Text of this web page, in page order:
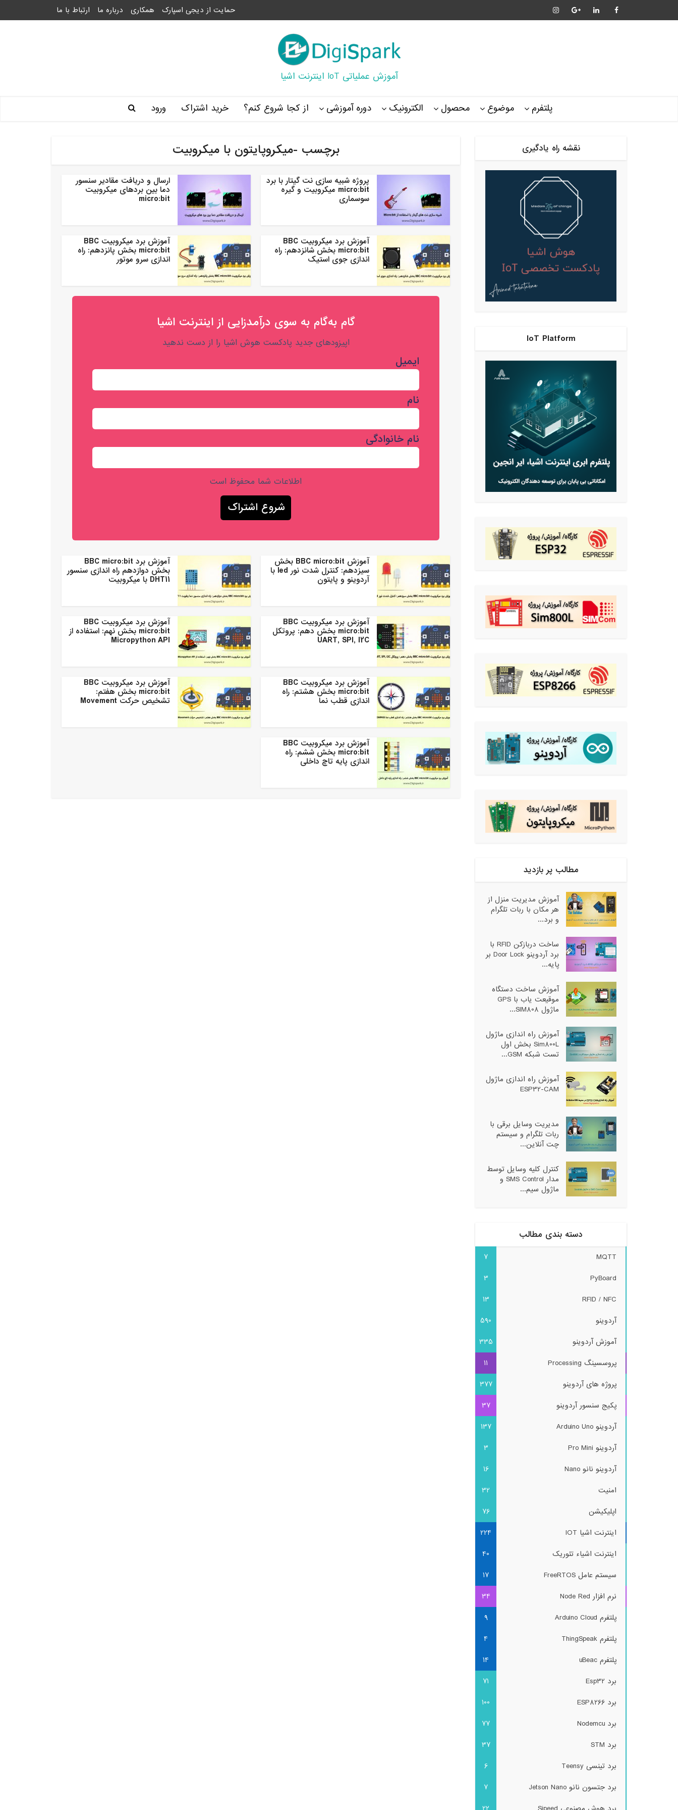
حمایت از دیجی اسپارک همکاری درباره ما ارتباط با ما
آموزش عملیاتی IoT اینترنت اشیا
پلتفرم موضوع محصول الکترونیک دوره آموزشی از کجا شروع کنم؟ خرید اشتراک ورود
برچسب -میکروپایتون با میکروبیت
پروژه شبیه سازی نت گیتار با برد
micro:bit میکروبیت و گیره
سوسماری
ارسال و دریافت مقادیر سنسور
دما بین بردهای میکروبیت
micro:bit
آموزش برد میکروبیت BBC
micro:bit بخش شانزدهم: راه
اندازی جوی استیک
آموزش برد میکروبیت BBC
micro:bit بخش پانزدهم: راه
اندازی سرو موتور
گام به‌گام به‌ سوی درآمدزایی از اینترنت اشیا
اپیزودهای جدید پادکست هوش اشیا را از دست ندهید
ایمیل
نام
نام خانوادگی
اطلاعات شما محفوظ است
آموزش BBC micro:bit بخش
سیزدهم: کنترل شدت نور led با
آردوینو و پایتون
آموزش برد BBC micro:bit
بخش دوازدهم راه اندازی سنسور
DHT11 با میکروبیت
آموزش برد میکروبیت BBC
micro:bit بخش دهم: پروتکل
UART, SPI, I2C
آموزش برد میکروبیت BBC
micro:bit بخش نهم: استفاده از
Micropython API
آموزش برد میکروبیت BBC
micro:bit بخش هشتم: راه
اندازی قطب نما
آموزش برد میکروبیت BBC
micro:bit بخش هفتم:
تشخیص حرکت Movement
آموزش برد میکروبیت BBC
micro:bit بخش ششم: راه
اندازی پایه تاچ داخلی
نقشه راه یادگیری
IoT Platform
مطالب پر بازدید
آموزش مدیریت منزل از
هر مکان با ربات تلگرام
و برد...
ساخت دربازکن RFID با
برد آردوینو Door Lock بر
پایه...
آموزش ساخت دستگاه
موقیعت یاب با GPS
ماژول SIM808...
آموزش راه اندازی ماژول
Sim800L بخش اول
تست شبکه GSM...
آموزش راه اندازی ماژول
ESP32-CAM
مدیریت وسایل برقی با
ربات تلگرام و سیستم
چت آنلاین...
کنترل کلیه وسایل توسط
مدار SMS Control و
ماژول سیم...
دسته بندی مطالب
MQTT
7
PyBoard
3
RFID / NFC
13
آردوینو
590
آموزش آردوینو
335
پروسسینگ Processing
11
پروژه های آردوینو
377
پکیج سنسور آردوینو
37
آردوینو Arduino Uno
137
آردوینو Pro Mini
3
آردوینو نانو Nano
16
امنیت
32
اپلیکیشن
76
اینترنت اشیا IOT
224
اینترنت اشیاء تئوریک
40
سیستم عامل FreeRTOS
17
نرم افزار Node Red
34
پلتفرم Arduino Cloud
9
پلتفرم ThingSpeak
4
پلتفرم uBeac
14
برد Esp32
71
برد ESP8266
100
برد Nodemcu
77
برد STM
37
برد تینسی Teensy
6
برد جتسون نانو Jetson Nano
7